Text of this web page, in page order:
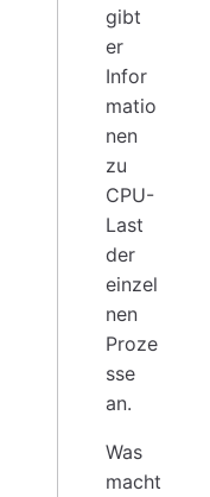
gibt
er
Infor
matio
nen
zu
CPU-
Last
der
einzel
nen
Proze
sse
an.
Was
macht